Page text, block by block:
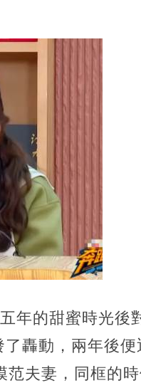
年的甜蜜時光後
轟動，兩年後
夫妻，同框的